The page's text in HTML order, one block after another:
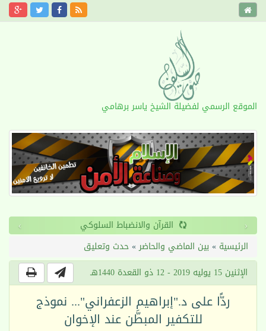
الموقع الرسمي لفضيلة الشيخ ياسر برهامي
القرآن ‹
›
الرئيسية » بين الماضي والحاضر»حدث وتعليق
الإثنين 15 يوليه 2019 - 12 ذو القعدة 1440هـ
ردًّا على د."إبراهيم الزعفراني"... نموذج
للتكفير المبطَّن عند الإخوان